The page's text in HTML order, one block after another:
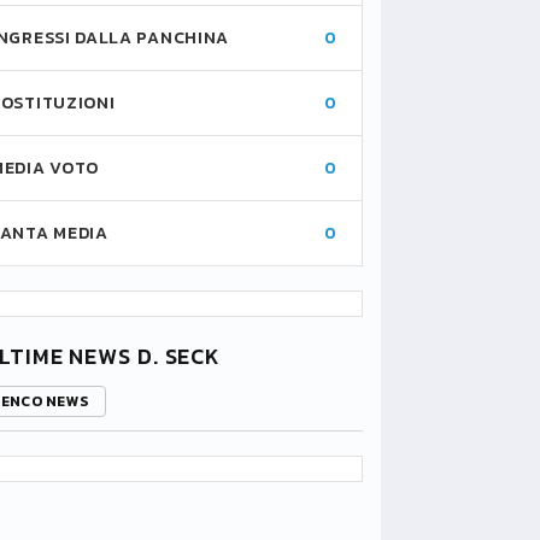
DALLA PANCHINA 0
0
VOTO 0
MEDIA 0
NEWS D. SECK
NEWS